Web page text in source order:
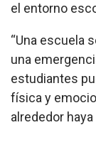
el entorno
“Una escuela
una
estudiantes
física y
alrededor